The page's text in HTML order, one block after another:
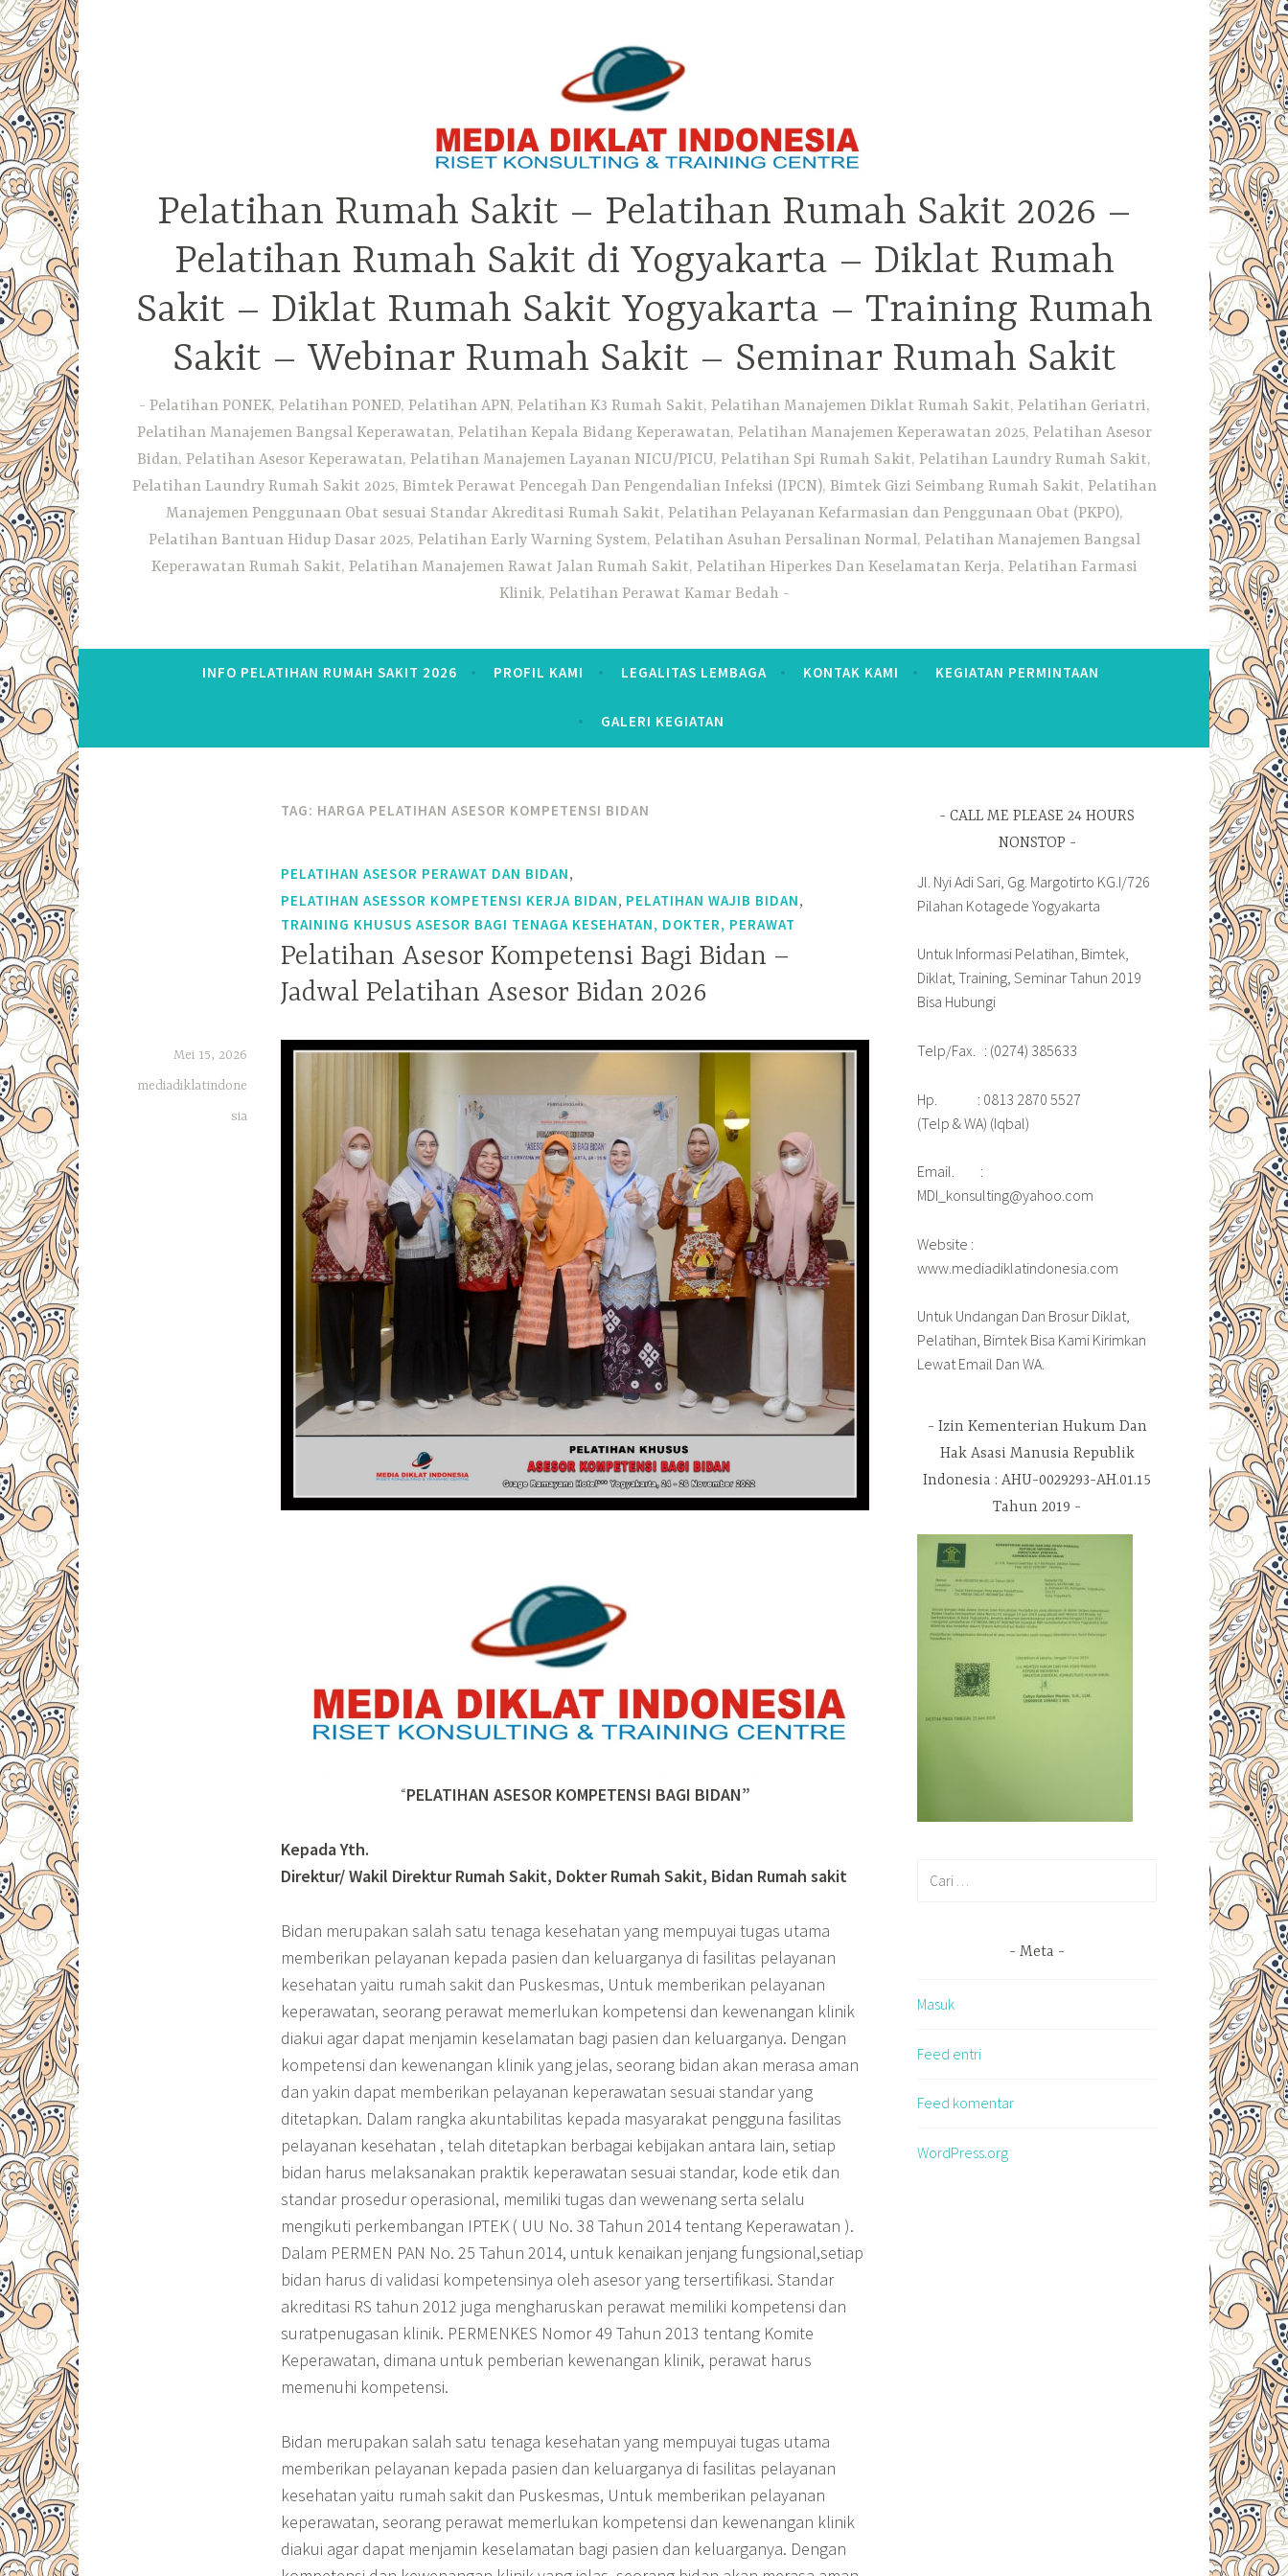
Pelatihan Rumah Sakit – Pelatihan Rumah Sakit 2026 –
Pelatihan Rumah Sakit di Yogyakarta – Diklat Rumah
Sakit – Diklat Rumah Sakit Yogyakarta – Training Rumah
Sakit – Webinar Rumah Sakit – Seminar Rumah Sakit
Pelatihan PONEK, Pelatihan PONED, Pelatihan APN, Pelatihan K3 Rumah Sakit, Pelatihan Manajemen Diklat Rumah Sakit, Pelatihan Geriatri,
Pelatihan Manajemen Bangsal Keperawatan, Pelatihan Kepala Bidang Keperawatan, Pelatihan Manajemen Keperawatan 2025, Pelatihan Asesor
Bidan, Pelatihan Asesor Keperawatan, Pelatihan Manajemen Layanan NICU/PICU, Pelatihan Spi Rumah Sakit, Pelatihan Laundry Rumah Sakit,
Pelatihan Laundry Rumah Sakit 2025, Bimtek Perawat Pencegah Dan Pengendalian Infeksi (IPCN), Bimtek Gizi Seimbang Rumah Sakit, Pelatihan
Manajemen Penggunaan Obat sesuai Standar Akreditasi Rumah Sakit, Pelatihan Pelayanan Kefarmasian dan Penggunaan Obat (PKPO),
Pelatihan Bantuan Hidup Dasar 2025, Pelatihan Early Warning System, Pelatihan Asuhan Persalinan Normal, Pelatihan Manajemen Bangsal
Keperawatan Rumah Sakit, Pelatihan Manajemen Rawat Jalan Rumah Sakit, Pelatihan Hiperkes Dan Keselamatan Kerja, Pelatihan Farmasi
Klinik, Pelatihan Perawat Kamar Bedah
INFO PELATIHAN RUMAH SAKIT 2026 PROFIL KAMI LEGALITAS LEMBAGA KONTAK KAMI KEGIATAN PERMINTAAN
GALERI KEGIATAN
TAG: HARGA PELATIHAN ASESOR KOMPETENSI BIDAN
PELATIHAN ASESOR PERAWAT DAN BIDAN,
PELATIHAN ASESSOR KOMPETENSI KERJA BIDAN, PELATIHAN WAJIB BIDAN,
TRAINING KHUSUS ASESOR BAGI TENAGA KESEHATAN, DOKTER, PERAWAT
Pelatihan Asesor Kompetensi Bagi Bidan –
Jadwal Pelatihan Asesor Bidan 2026
Mei 15, 2026
mediadiklatindone
sia
“PELATIHAN ASESOR KOMPETENSI BAGI BIDAN”
Kepada Yth.
Direktur/ Wakil Direktur Rumah Sakit, Dokter Rumah Sakit, Bidan Rumah sakit
Bidan merupakan salah satu tenaga kesehatan yang mempuyai tugas utama
memberikan pelayanan kepada pasien dan keluarganya di fasilitas pelayanan
kesehatan yaitu rumah sakit dan Puskesmas, Untuk memberikan pelayanan
keperawatan, seorang perawat memerlukan kompetensi dan kewenangan klinik
diakui agar dapat menjamin keselamatan bagi pasien dan keluarganya. Dengan
kompetensi dan kewenangan klinik yang jelas, seorang bidan akan merasa aman
dan yakin dapat memberikan pelayanan keperawatan sesuai standar yang
ditetapkan. Dalam rangka akuntabilitas kepada masyarakat pengguna fasilitas
pelayanan kesehatan , telah ditetapkan berbagai kebijakan antara lain, setiap
bidan harus melaksanakan praktik keperawatan sesuai standar, kode etik dan
standar prosedur operasional, memiliki tugas dan wewenang serta selalu
mengikuti perkembangan IPTEK ( UU No. 38 Tahun 2014 tentang Keperawatan ).
Dalam PERMEN PAN No. 25 Tahun 2014, untuk kenaikan jenjang fungsional,setiap
bidan harus di validasi kompetensinya oleh asesor yang tersertifikasi. Standar
akreditasi RS tahun 2012 juga mengharuskan perawat memiliki kompetensi dan
suratpenugasan klinik. PERMENKES Nomor 49 Tahun 2013 tentang Komite
Keperawatan, dimana untuk pemberian kewenangan klinik, perawat harus
memenuhi kompetensi.
Bidan merupakan salah satu tenaga kesehatan yang mempuyai tugas utama
memberikan pelayanan kepada pasien dan keluarganya di fasilitas pelayanan
kesehatan yaitu rumah sakit dan Puskesmas, Untuk memberikan pelayanan
keperawatan, seorang perawat memerlukan kompetensi dan kewenangan klinik
diakui agar dapat menjamin keselamatan bagi pasien dan keluarganya. Dengan
CALL ME PLEASE 24 HOURS
NONSTOP
Jl. Nyi Adi Sari, Gg. Margotirto KG.I/726
Pilahan Kotagede Yogyakarta
Untuk Informasi Pelatihan, Bimtek,
Diklat, Training, Seminar Tahun 2019
Bisa Hubungi
Telp/Fax. : (0274) 385633
Hp. : 0813 2870 5527
(Telp & WA) (Iqbal)
Email. :
MDI_konsulting@yahoo.com
Website :
www.mediadiklatindonesia.com
Untuk Undangan Dan Brosur Diklat,
Pelatihan, Bimtek Bisa Kami Kirimkan
Lewat Email Dan WA.
Izin Kementerian Hukum Dan
Hak Asasi Manusia Republik
Indonesia : AHU-0029293-AH.01.15
Tahun 2019
Meta
Masuk
Feed entri
Feed komentar
WordPress.org